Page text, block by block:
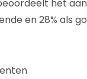
het
en 28% als